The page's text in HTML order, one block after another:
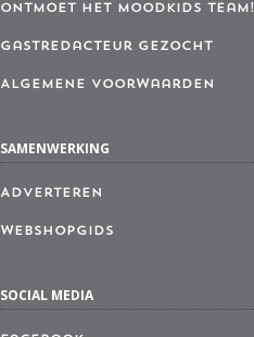
Ontmoet het MoodKids Team!
Gastredacteur gezocht
Algemene Voorwaarden
SAMENWERKING
Adverteren
Webshopgids
SOCIAL MEDIA